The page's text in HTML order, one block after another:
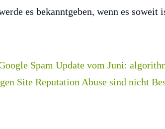
es bekanntgeben, wenn es soweit